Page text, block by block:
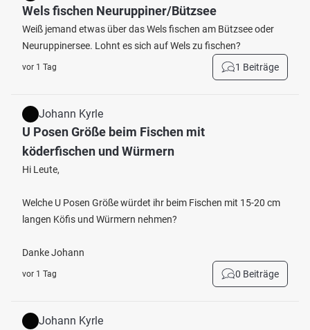
Wels fischen Neuruppiner/Bützsee
Weiß jemand etwas über das Wels fischen am Bützsee oder
Neuruppinersee. Lohnt es sich auf Wels zu fischen?
vor 1 Tag 1 Beiträge
Johann Kyrle
U Posen Größe beim Fischen mit
köderfischen und Würmern
Hi Leute,
Welche U Posen Größe würdet ihr beim Fischen mit 15-20 cm
langen Köfis und Würmern nehmen?
Danke Johann
vor 1 Tag 0 Beiträge
Johann Kyrle